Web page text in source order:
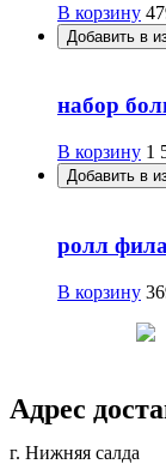
В корзину
Добавить в
набор
В корзину 1
Добавить в
ролл
В корзину
Адрес
г. Нижняя салда